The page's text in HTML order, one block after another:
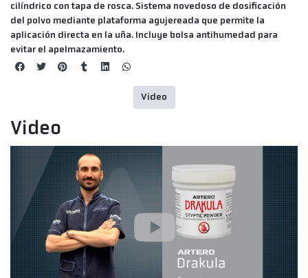
cilíndrico con tapa de rosca. Sistema novedoso de dosificación
del polvo mediante plataforma agujereada que permite la
aplicación directa en la uña. Incluye bolsa antihumedad para
evitar el apelmazamiento.
Video
Video